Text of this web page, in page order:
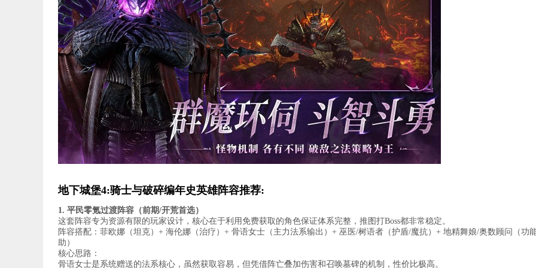
地下城堡4:骑士与破碎编年史英雄阵容推荐:
1. 平民零氪过渡阵容（前期/开荒首选）
这套阵容专为资源有限的玩家设计，核心在于利用免费获取的角色保证体系完整，推图打Boss都非常稳定。
阵容搭配：菲欧娜（坦克）+ 海伦娜（治疗）+ 骨语女士（主力法系输出）+ 巫医/树语者（护盾/魔抗）+ 地精舞娘/奥数顾问（功
助）
核心思路：
骨语女士是系统赠送的法系核心，虽然获取容易，但凭借阵亡叠加伤害和召唤墓碑的机制，性价比极高。